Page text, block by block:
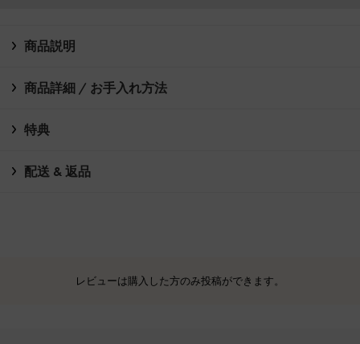
商品説明
商品詳細 / お手入れ方法
特典
配送 & 返品
レビューは購入した方のみ投稿ができます。